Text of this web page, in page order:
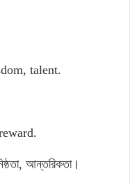
talent.
আন্তরিকতা।